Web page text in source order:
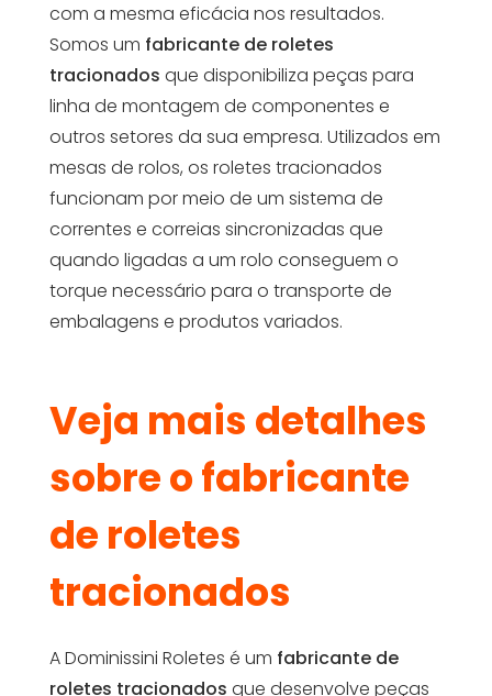
com a mesma eficácia nos resultados.
Somos um fabricante de roletes
tracionados que disponibiliza peças para
linha de montagem de componentes e
outros setores da sua empresa. Utilizados em
mesas de rolos, os roletes tracionados
funcionam por meio de um sistema de
correntes e correias sincronizadas que
quando ligadas a um rolo conseguem o
torque necessário para o transporte de
embalagens e produtos variados.
Veja mais detalhes
sobre o fabricante
de roletes
tracionados
A Dominissini Roletes é um fabricante de
roletes tracionados que desenvolve peças